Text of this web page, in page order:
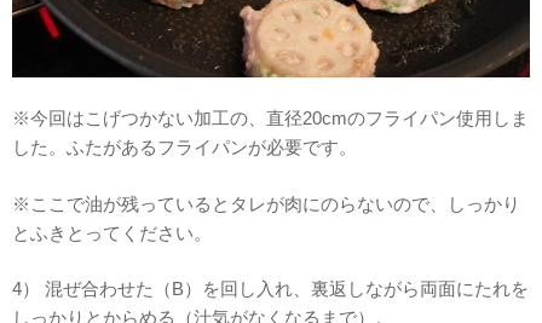
※今回はこげつかない加工の、直径20cmのフライパン使用しま
した。ふたがあるフライパンが必要です。
※ここで油が残っているとタレが肉にのらないので、しっかり
とふきとってください。
4） 混ぜ合わせた（B）を回し入れ、裏返しながら両面にたれを
しっかりとからめる（汁気がなくなるまで）。